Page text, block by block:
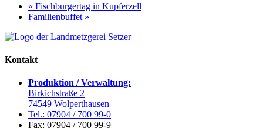
« Fischburgertag in Kupferzell
Familienbuffet »
Kontakt
Produktion / Verwaltung:
Birkichstraße 2
74549 Wolperthausen
Tel.: 07904 / 700 99-0
Fax: 07904 / 700 99-9